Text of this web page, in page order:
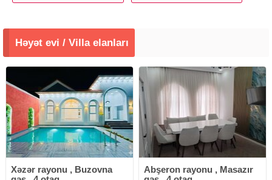
Həyət evi / Villa elanları
Xəzər rayonu , Buzovna
Abşeron rayonu , Masazır